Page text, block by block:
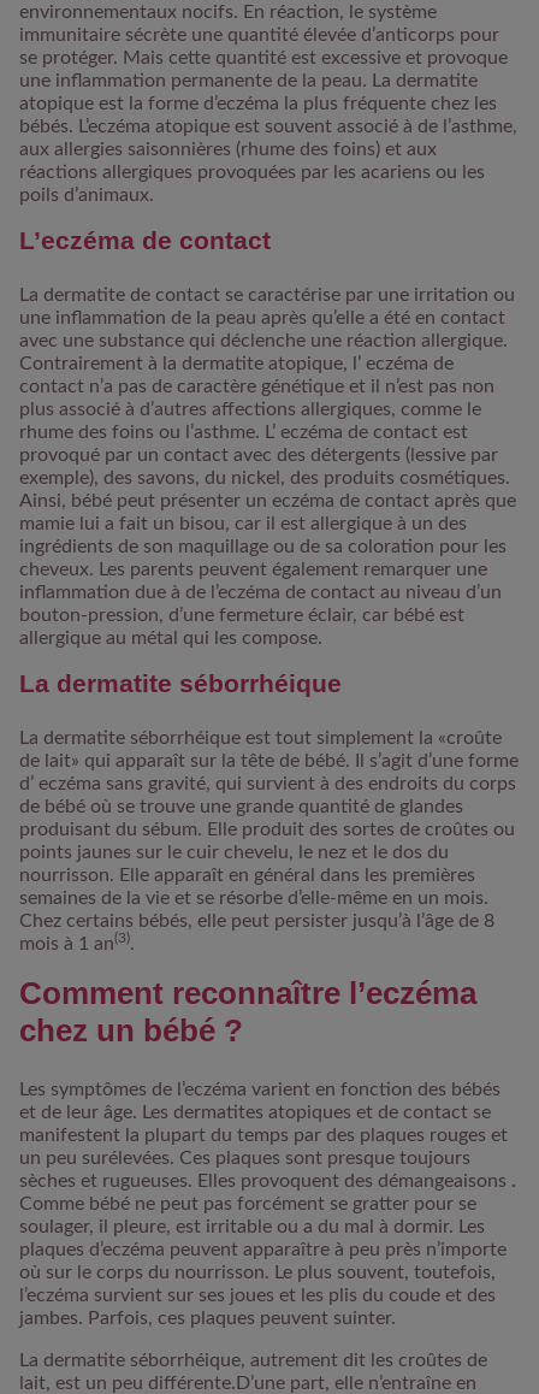
environnementaux nocifs. En réaction, le système
immunitaire sécrète une quantité élevée d’anticorps pour
se protéger. Mais cette quantité est excessive et provoque
une inflammation permanente de la peau. La dermatite
atopique est la forme d’eczéma la plus fréquente chez les
bébés. L’eczéma atopique est souvent associé à de l’asthme,
aux allergies saisonnières (rhume des foins) et aux
réactions allergiques provoquées par les acariens ou les
poils d’animaux.
L’eczéma de contact
La dermatite de contact se caractérise par une irritation ou
une inflammation de la peau après qu’elle a été en contact
avec une substance qui déclenche une réaction allergique.
Contrairement à la dermatite atopique, l’ eczéma de
contact n’a pas de caractère génétique et il n’est pas non
plus associé à d’autres affections allergiques, comme le
rhume des foins ou l’asthme. L’ eczéma de contact est
provoqué par un contact avec des détergents (lessive par
exemple), des savons, du nickel, des produits cosmétiques.
Ainsi, bébé peut présenter un eczéma de contact après que
mamie lui a fait un bisou, car il est allergique à un des
ingrédients de son maquillage ou de sa coloration pour les
cheveux. Les parents peuvent également remarquer une
inflammation due à de l’eczéma de contact au niveau d’un
bouton-pression, d’une fermeture éclair, car bébé est
allergique au métal qui les compose.
La dermatite séborrhéique
La dermatite séborrhéique est tout simplement la «croûte
de lait» qui apparaît sur la tête de bébé. Il s’agit d’une forme
d’ eczéma sans gravité, qui survient à des endroits du corps
de bébé où se trouve une grande quantité de glandes
produisant du sébum. Elle produit des sortes de croûtes ou
points jaunes sur le cuir chevelu, le nez et le dos du
nourrisson. Elle apparaît en général dans les premières
semaines de la vie et se résorbe d’elle-même en un mois.
Chez certains bébés, elle peut persister jusqu’à l’âge de 8
mois à 1 an(3).
Comment reconnaître l’eczéma
chez un bébé ?
Les symptômes de l’eczéma varient en fonction des bébés
et de leur âge. Les dermatites atopiques et de contact se
manifestent la plupart du temps par des plaques rouges et
un peu surélevées. Ces plaques sont presque toujours
sèches et rugueuses. Elles provoquent des démangeaisons .
Comme bébé ne peut pas forcément se gratter pour se
soulager, il pleure, est irritable ou a du mal à dormir. Les
plaques d’eczéma peuvent apparaître à peu près n’importe
où sur le corps du nourrisson. Le plus souvent, toutefois,
l’eczéma survient sur ses joues et les plis du coude et des
jambes. Parfois, ces plaques peuvent suinter.
La dermatite séborrhéique, autrement dit les croûtes de
lait, est un peu différente.D’une part, elle n’entraîne en